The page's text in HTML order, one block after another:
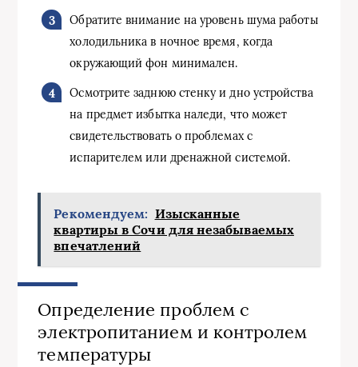
Обратите внимание на уровень шума работы
холодильника в ночное время, когда
окружающий фон минимален.
Осмотрите заднюю стенку и дно устройства
на предмет избытка наледи, что может
свидетельствовать о проблемах с
испарителем или дренажной системой.
Рекомендуем: Изысканные
квартиры в Сочи для незабываемых
впечатлений
Определение проблем с
электропитанием и контролем
температуры